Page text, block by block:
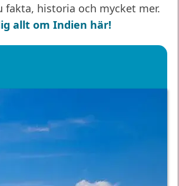
historia och mycket mer.
allt om Indien här!